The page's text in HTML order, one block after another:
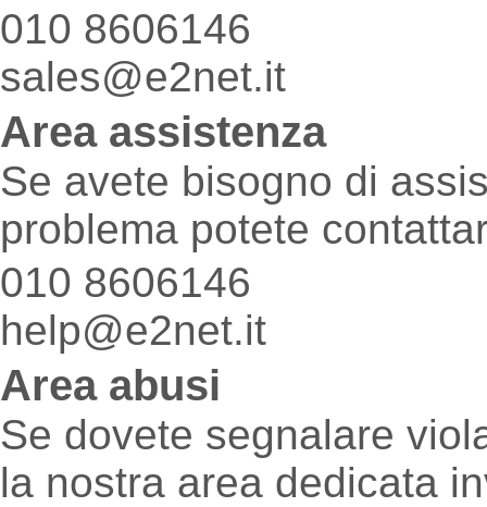
010 8606146
sales@e2net.it
Area assistenza
Se avete bisogno di
problema potete
010 8606146
help@e2net.it
Area abusi
Se dovete segnalare
la nostra area dedicata